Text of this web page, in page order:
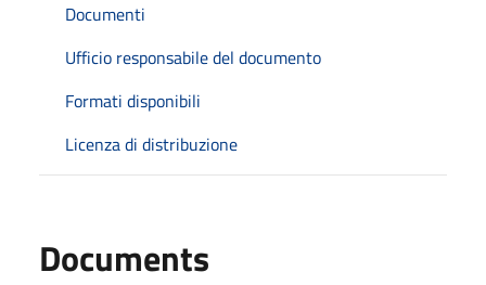
Documenti
Ufficio responsabile del documento
Formati disponibili
Licenza di distribuzione
Documents